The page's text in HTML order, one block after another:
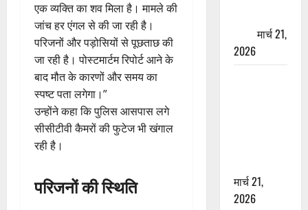
एक व्यक्ति का शव मिला है। मामले की
जांच हर एंगल से की जा रही है।
परिजनों और पड़ोसियों से पूछताछ की
जा रही है। पोस्टमार्टम रिपोर्ट आने के
बाद मौत के कारणों और समय का
स्पष्ट पता लगेगा।”
उन्होंने कहा कि पुलिस आसपास लगे
सीसीटीवी कैमरों की फुटेज भी खंगाल
रही है।
परिजनों की स्थिति
मार्च 21,
2026
मार्च 21,
2026